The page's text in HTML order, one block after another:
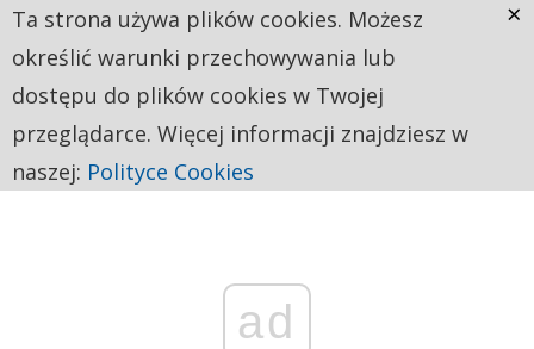
ad
Ta strona używa plików cookies. Możesz
określić warunki przechowywania lub
dostępu do plików cookies w Twojej
przeglądarce. Więcej informacji znajdziesz w
naszej: Polityce Cookies
×